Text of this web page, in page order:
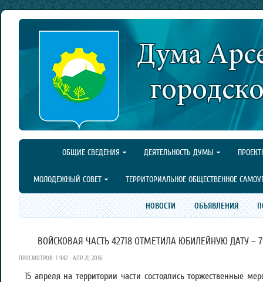
ОБЩИЕ СВЕДЕНИЯ ДЕЯТЕЛЬНОСТЬ ДУМЫ
МОЛОДЕЖНЫЙ СОВЕТ ТЕРРИТОРИАЛЬНОЕ ОБЩЕСТВЕННОЕ
НОВОСТИ ОБЪЯВЛЕНИЯ
ВОЙСКОВАЯ ЧАСТЬ 42718 ОТМЕТИЛА ЮБИЛЕЙНУЮ ДАТУ –
ПРОСМОТРОВ: 1 942 · АПР 21, 2016
15 апреля на территории части состоялись торжественные